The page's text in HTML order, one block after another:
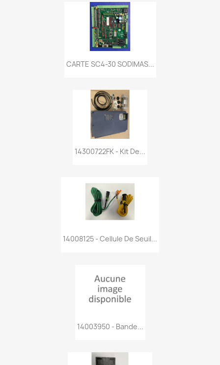
CARTE SC4-30 SODIMAS...
14300722FK - Kit De...
14008125 - Cellule De Seuil...
14003950 - Bande...